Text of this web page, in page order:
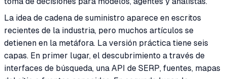
La idea de cadena de suministro aparece en escritos
recientes de la industria, pero muchos artículos se
detienen en la metáfora. La versión práctica tiene seis
capas. En primer lugar, el descubrimiento a través de
interfaces de búsqueda, una API de SERP, fuentes, mapas